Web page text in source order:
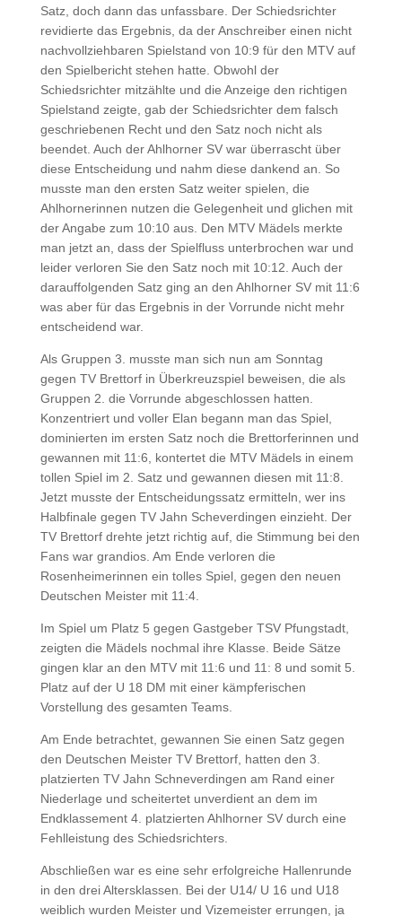
Satz, doch dann das unfassbare. Der Schiedsrichter
revidierte das Ergebnis, da der Anschreiber einen nicht
nachvollziehbaren Spielstand von 10:9 für den MTV auf
den Spielbericht stehen hatte. Obwohl der
Schiedsrichter mitzählte und die Anzeige den richtigen
Spielstand zeigte, gab der Schiedsrichter dem falsch
geschriebenen Recht und den Satz noch nicht als
beendet. Auch der Ahlhorner SV war überrascht über
diese Entscheidung und nahm diese dankend an. So
musste man den ersten Satz weiter spielen, die
Ahlhornerinnen nutzen die Gelegenheit und glichen mit
der Angabe zum 10:10 aus. Den MTV Mädels merkte
man jetzt an, dass der Spielfluss unterbrochen war und
leider verloren Sie den Satz noch mit 10:12. Auch der
darauffolgenden Satz ging an den Ahlhorner SV mit 11:6
was aber für das Ergebnis in der Vorrunde nicht mehr
entscheidend war.
Als Gruppen 3. musste man sich nun am Sonntag
gegen TV Brettorf in Überkreuzspiel beweisen, die als
Gruppen 2. die Vorrunde abgeschlossen hatten.
Konzentriert und voller Elan begann man das Spiel,
dominierten im ersten Satz noch die Brettorferinnen und
gewannen mit 11:6, kontertet die MTV Mädels in einem
tollen Spiel im 2. Satz und gewannen diesen mit 11:8.
Jetzt musste der Entscheidungssatz ermitteln, wer ins
Halbfinale gegen TV Jahn Scheverdingen einzieht. Der
TV Brettorf drehte jetzt richtig auf, die Stimmung bei den
Fans war grandios. Am Ende verloren die
Rosenheimerinnen ein tolles Spiel, gegen den neuen
Deutschen Meister mit 11:4.
Im Spiel um Platz 5 gegen Gastgeber TSV Pfungstadt,
zeigten die Mädels nochmal ihre Klasse. Beide Sätze
gingen klar an den MTV mit 11:6 und 11: 8 und somit 5.
Platz auf der U 18 DM mit einer kämpferischen
Vorstellung des gesamten Teams.
Am Ende betrachtet, gewannen Sie einen Satz gegen
den Deutschen Meister TV Brettorf, hatten den 3.
platzierten TV Jahn Schneverdingen am Rand einer
Niederlage und scheitertet unverdient an dem im
Endklassement 4. platzierten Ahlhorner SV durch eine
Fehlleistung des Schiedsrichters.
Abschließen war es eine sehr erfolgreiche Hallenrunde
in den drei Altersklassen. Bei der U14/ U 16 und U18
weiblich wurden Meister und Vizemeister errungen, ja